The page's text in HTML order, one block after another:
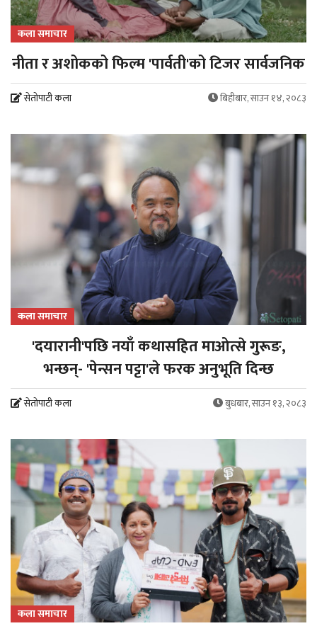
कला समाचार
नीता र अशोकको फिल्म 'पार्वती'को टिजर सार्वजनिक
सेतोपाटी कला बिहीबार, साउन १४, २०८३
कला समाचार
'दयारानी'पछि नयाँ कथासहित माओत्से गुरूङ,
भन्छन्- 'पेन्सन पट्टा'ले फरक अनुभूति दिन्छ
सेतोपाटी कला बुधबार, साउन १३, २०८३
कला समाचार